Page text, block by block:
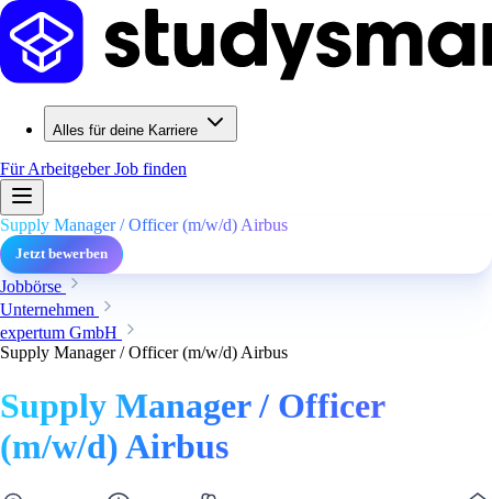
Alles für deine Karriere
Für ArbeitgeberJob finden
Supply Manager / Officer (m/w/d) Airbus
Jetzt bewerben
Jobbörse
Unternehmen
expertum GmbH
Supply Manager / Officer (m/w/d) Airbus
Supply Manager / Officer
(m/w/d) Airbus